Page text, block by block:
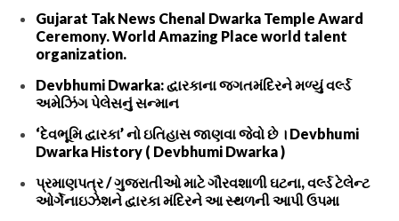
Gujarat Tak News Chenal Dwarka Temple Award
Ceremony. World Amazing Place world talent
organization.
Devbhumi Dwarka: દ્વારકાના જગતમંદિરને મળ્યું વર્લ્ડ
અમેઝિંગ પેલેસનું સન્માન
‘દેવભૂમિ દ્વારકા’ નો ઇતિહાસ જાણવા જેવો છે । Devbhumi
Dwarka History ( Devbhumi Dwarka )
પ્રમાણપત્ર / ગુજરાતીઓ માટે ગૌરવશાળી ઘટના, વર્લ્ડ ટેલેન્ટ
ઓર્ગેનાઇઝેશને દ્વારકા મંદિરને આ સ્થળની આપી ઉપમા